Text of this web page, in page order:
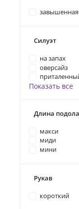
завышенная
Силуэт
на запах
оверсайз
Показать все
Длина подола
макси
миди
мини
Рукав
короткий